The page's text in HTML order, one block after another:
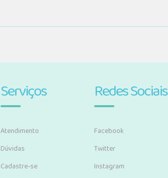
Serviços
Atendimento
Dúvidas
Cadastre-se
Redes Sociais
Facebook
Twitter
Instagram